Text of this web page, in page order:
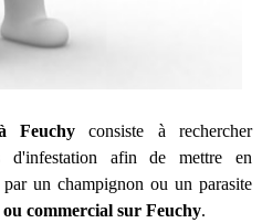
Feuchy consiste à rechercher
d'infestation afin de mettre en
un champignon ou un parasite
commercial sur Feuchy.